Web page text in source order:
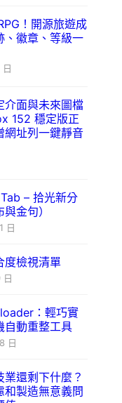
！開源旅遊成
、徽章、等級一
介面與未來圖檔
152 穩定版正
網址列一鍵靜音
– 拾光新分
金句）
日
度檢視清單
日
：輕巧實
自動重整工具
日
業還剩下什麼？
和製造無意義問